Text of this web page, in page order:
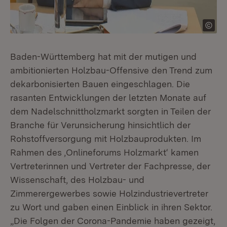
Baden-Württemberg hat mit der mutigen und
ambitionierten Holzbau-Offensive den Trend zum
dekarbonisierten Bauen eingeschlagen. Die
rasanten Entwicklungen der letzten Monate auf
dem Nadelschnittholzmarkt sorgten in Teilen der
Branche für Verunsicherung hinsichtlich der
Rohstoffversorgung mit Holzbauprodukten. Im
Rahmen des ‚Onlineforums Holzmarkt‘ kamen
Vertreterinnen und Vertreter der Fachpresse, der
Wissenschaft, des Holzbau- und
Zimmerergewerbes sowie Holzindustrievertreter
zu Wort und gaben einen Einblick in ihren Sektor.
„Die Folgen der Corona-Pandemie haben gezeigt,